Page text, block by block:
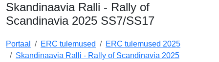
Skandinaavia Ralli - Rally of
Scandinavia 2025 SS7/SS17
Portaal ERC tulemused
ERC tulemused 2025
Skandinaavia Ralli - Rally of Scandinavia 2025